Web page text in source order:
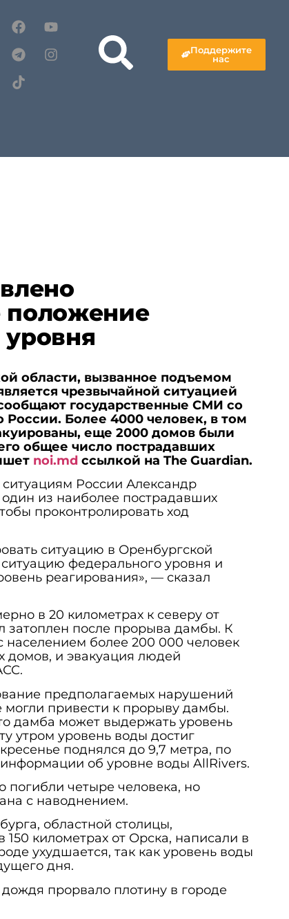
Поддержите
нас
положение
области, вызванное подъемом
чрезвычайной ситуацией
государственные СМИ со
России. Более 4000 человек, в том
еще 2000 домов были
общее число пострадавших
noi.md ссылкой на The Guardian.
России Александр
из наиболее пострадавших
проконтролировать ход
ситуацию в Оренбургской
федерального уровня и
реагирования», — сказал
в 20 километрах к северу от
затоплен после прорыва дамбы. К
населением более 200 000 человек
домов, и эвакуация людей
предполагаемых нарушений
могли привести к прорыву дамбы.
дамба может выдержать уровень
утром уровень воды достиг
поднялся до 9,7 метра, по
об уровне воды AllRivers.
погибли четыре человека, но
с наводнением.
областной столицы,
километрах от Орска, написали в
ухудшается, так как уровень воды
дня.
прорвало плотину в городе